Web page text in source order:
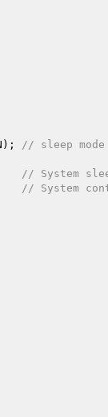
// sleep
// System
// System